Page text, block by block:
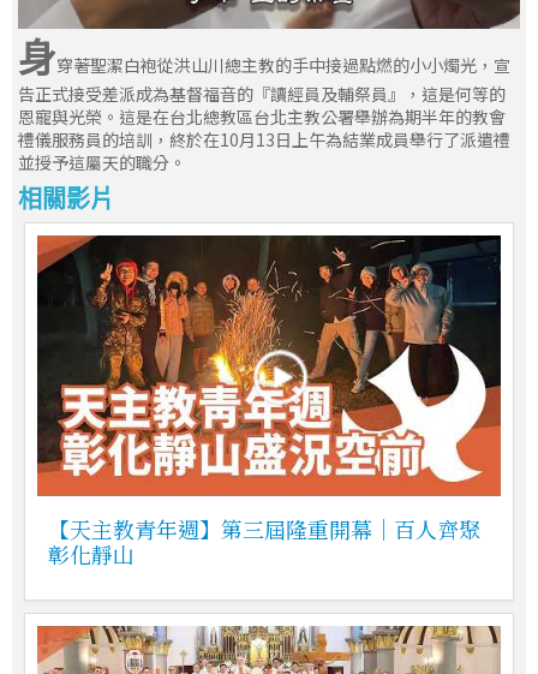
身穿著聖潔白袍從洪山川總主教的手中接過點燃的小小燭光，宣
告正式接受差派成為基督福音的『讀經員及輔祭員』，這是何等的
恩寵與光榮。這是在台北總教區台北主教公署舉辦為期半年的教會
禮儀服務員的培訓，終於在10月13日上午為結業成員舉行了派遣禮
並授予這屬天的職分。
相關影片
【天主教青年週】第三屆隆重開幕｜百人齊聚
彰化靜山